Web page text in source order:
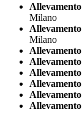
Milano
Milano